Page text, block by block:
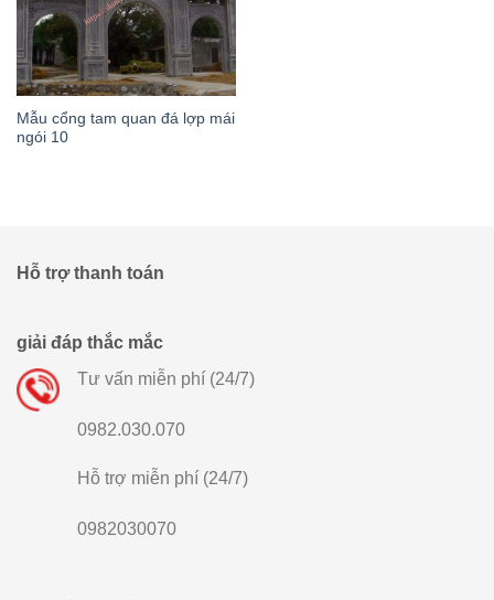
Mẫu cổng tam quan đá lợp mái
ngói 10
Hỗ trợ thanh toán
giải đáp thắc mắc
Tư vấn miễn phí (24/7)
0982.030.070
Hỗ trợ miễn phí (24/7)
0982030070